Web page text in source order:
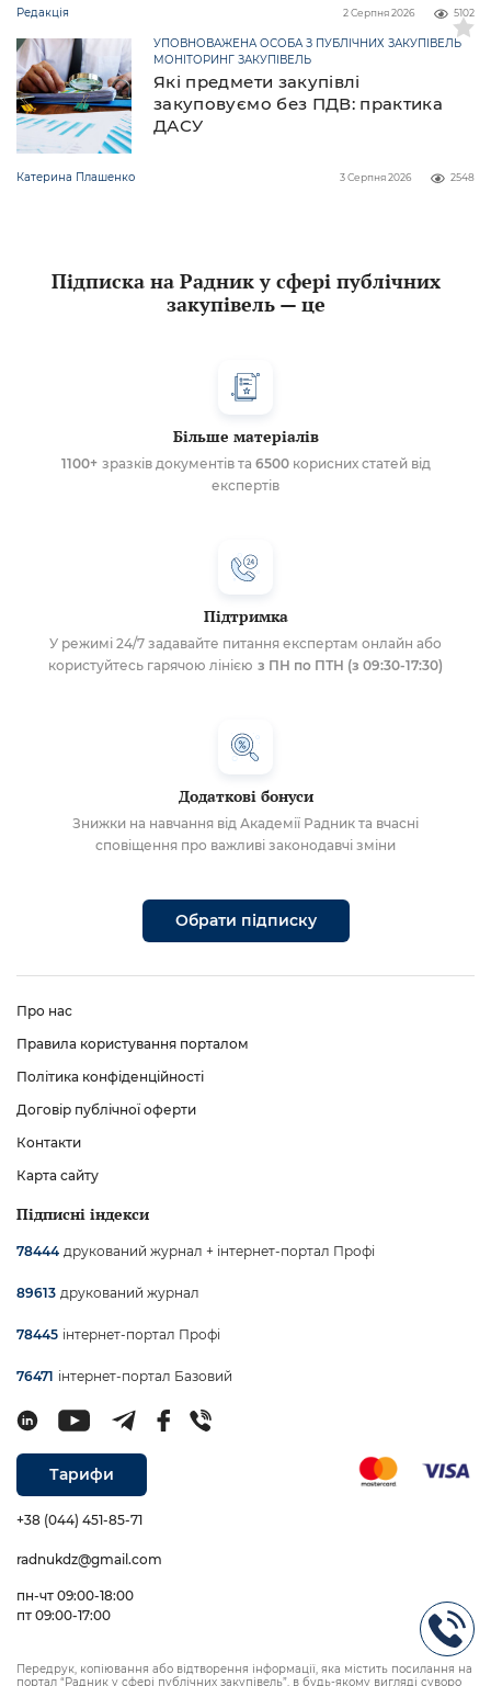
Редакція 5102
2 Серпня 2026
Які предмети закупівлі
закуповуємо без ПДВ: практика
ДАСУ
УПОВНОВАЖЕНА ОСОБА З ПУБЛІЧНИХ ЗАКУПІВЕЛЬ
МОНІТОРИНГ ЗАКУПІВЕЛЬ
Катерина Плашенко 2548
3 Серпня 2026
Підписка на Радник у сфері публічних
закупівель — це
Більше матеріалів
1100+ зразків документів та 6500корисних статей від
експертів
Підтримка
У режимі 24/7 задавайте питання експертам онлайн або
користуйтесь гарячою лінією з ПН по ПТН (з 09:30-17:30)
Додаткові бонуси
Знижки на навчання від Академії Радник та вчасні
сповіщення про важливі законодавчі зміни
Обрати підписку
Про нас
Правила користування порталом
Політика конфіденційності
Договір публічної оферти
Контакти
Карта сайту
Підписні індекси
78444 друкований журнал + інтернет-портал Профі
89613 друкований журнал
78445 інтернет-портал Профі
76471 інтернет-портал Базовий
Тарифи
+38 (044) 451-85-71
radnukdz@gmail.com
пн-чт 09:00-18:00
пт 09:00-17:00
Передрук, копіювання або відтворення інформації, яка містить посилання на
портал “Радник у сфері публічних закупівель”, в будь-якому вигляді суворо